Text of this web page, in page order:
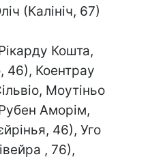
(Калініч, 67)
Кошта,
Коентрау
Моутіньо
Аморім,
46), Уго
, 76),